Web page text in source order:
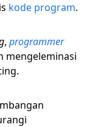
kode program.
, programmer
mengeleminasi